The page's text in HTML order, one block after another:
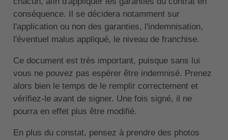
conséquence. Il se décidera notamment sur
l'application ou non des garanties, l'indemnisation,
l'éventuel malus appliqué, le niveau de franchise.
Ce document est très important, puisque sans lui
vous ne pouvez pas espérer être indemnisé. Prenez
alors bien le temps de le remplir correctement et
vérifiez-le avant de signer. Une fois signé, il ne
pourra en effet plus être modifié.
En plus du constat, pensez à prendre des photos